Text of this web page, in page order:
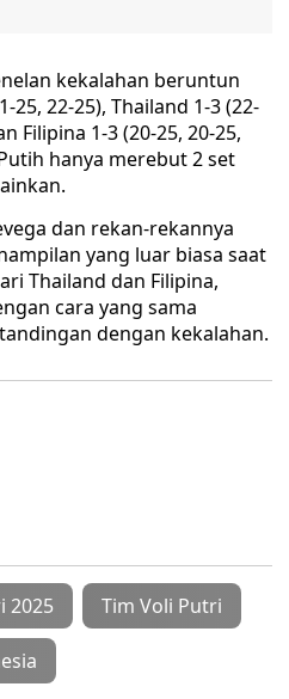
kekalahan beruntun
25, 22-25), Thailand 1-3 (22-
Filipina 1-3 (20-25, 20-25,
hanya merebut 2 set
dan rekan-rekannya
yang luar biasa saat
Thailand dan Filipina,
cara yang sama
dengan kekalahan.
2025 Tim Voli Putri